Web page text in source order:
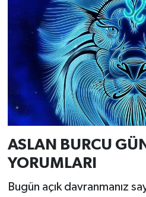
ASLAN BURCU
YORUMLARI
Bugün açık davranmanız